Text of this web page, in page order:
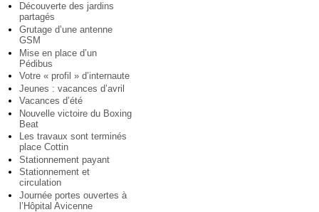
Découverte des jardins
partagés
Grutage d’une antenne
GSM
Mise en place d’un
Pédibus
Votre « profil » d’internaute
Jeunes : vacances d’avril
Vacances d’été
Nouvelle victoire du Boxing
Beat
Les travaux sont terminés
place Cottin
Stationnement payant
Stationnement et
circulation
Journée portes ouvertes à
l’Hôpital Avicenne